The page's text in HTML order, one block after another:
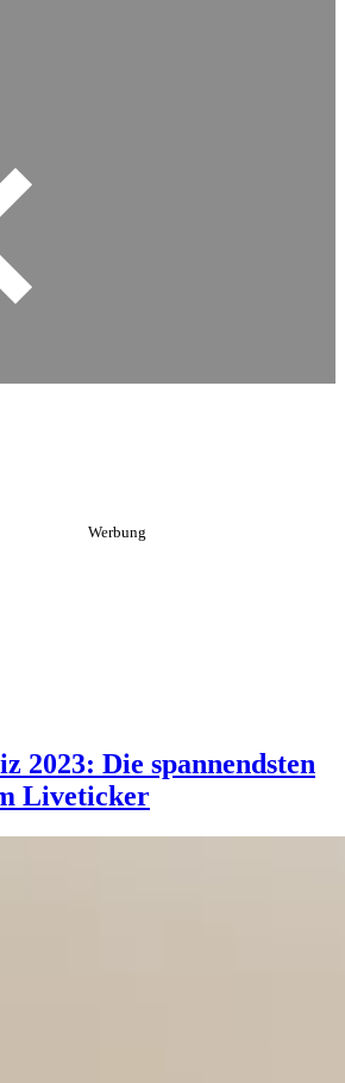
2023: Die spannendsten
Liveticker